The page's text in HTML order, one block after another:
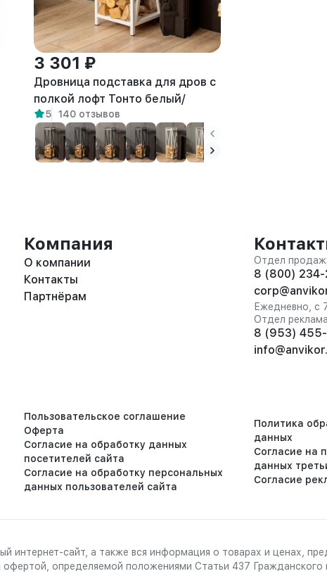
3 301 ₽
Дровница подставка для дров с
полкой лофт Тонто белый/
амаретто
5 140 отзывов
Компания
О компании
Контакты
Партнёрам
Отдел продаж:
8 (800)
Ежедневно, с
Отдел
8 (953)
Пользовательское соглашение
Оферта
Согласие на обработку данных
посетителей сайта
Согласие на обработку персональных
данных пользователей сайта
Политика
данных
Согласие на
данных
Согласие
интернет-сайт, а также вся информация о товарах и ценах,
офертой, определяемой положениями Статьи 437